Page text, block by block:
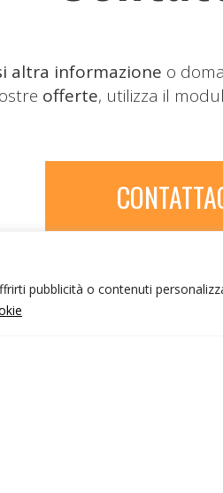
pubblicità o contenuti
altra informazione o
offerte, utilizza il